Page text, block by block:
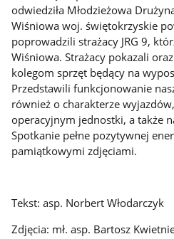
odwiedziła Młodzieżowa
Wiśniowa woj. świętokrzyskie
poprowadzili strażacy JRG 9,
Wiśniowa. Strażacy pokazali
kolegom sprzęt będący na
Przedstawili funkcjonowanie
również o charakterze
operacyjnym jednostki, a także
Spotkanie pełne pozytywnej
pamiątkowymi zdjęciami.
Tekst: asp. Norbert Włodarczyk
Zdjęcia: mł. asp. Bartosz